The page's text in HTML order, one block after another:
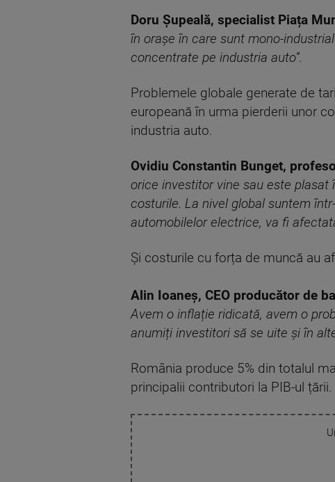
Doru Șupeal ă, specialist Piața
în orașe în care sunt mono-
concentrate pe industria auto”.
Problemele globale generate de
europeană în urma pierderii unor
industria auto.
Ovidiu Constantin Bunget,
orice investitor vine sau este plasat
costurile. La nivel global suntem
automobilelor electrice, va fi afectat
Și costurile cu forța de muncă au
Alin Ioaneș, CEO producător de
Avem o inflație ridicată, avem o
anumiți investitori să se uite și în
România produce 5% din totalul
principalii contributori la PIB-ul țării.